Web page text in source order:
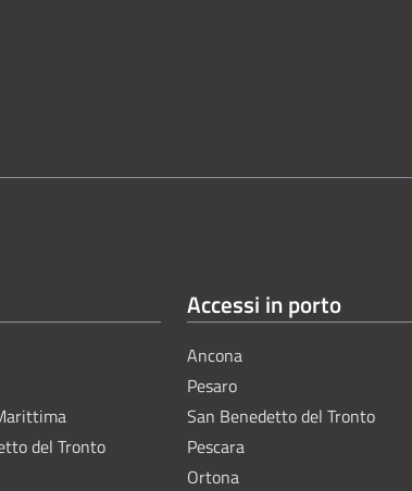
del Tronto
Accessi in porto
Ancona
Pesaro
San Benedetto del Tronto
Pescara
Ortona